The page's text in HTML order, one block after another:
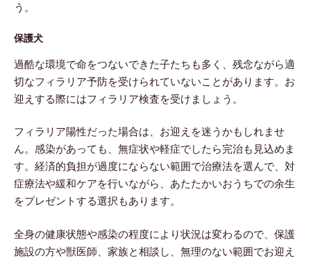
う。
保護犬
過酷な環境で命をつないできた子たちも多く、残念ながら適
切なフィラリア予防を受けられていないことがあります。お
迎えする際にはフィラリア検査を受けましょう。
フィラリア陽性だった場合は、お迎えを迷うかもしれませ
ん。感染があっても、無症状や軽症でしたら完治も見込めま
す。経済的負担が過度にならない範囲で治療法を選んで、対
症療法や緩和ケアを行いながら、あたたかいおうちでの余生
をプレゼントする選択もあります。
全身の健康状態や感染の程度により状況は変わるので、保護
施設の方や獣医師、家族と相談し、無理のない範囲でお迎え